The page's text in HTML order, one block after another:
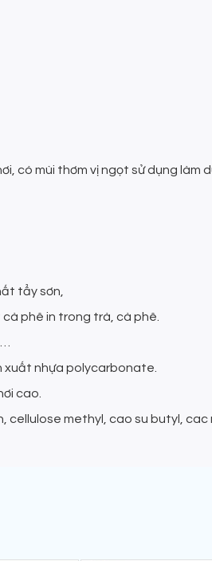
có mùi thơm vị ngọt sử dụng
tẩy sơn,
phê in trong trà, cà phê.
xuất nhựa polycarbonate.
cao.
cellulose methyl, cao su butyl, cac